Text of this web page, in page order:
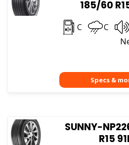
185/60
C C
SUNNY-
R15